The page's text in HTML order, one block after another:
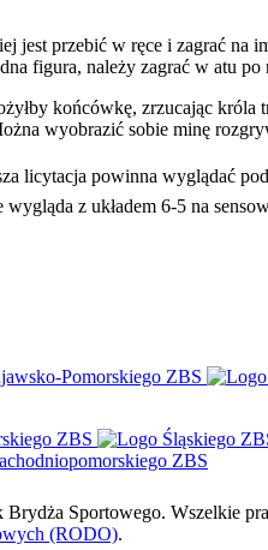
jest przebić w ręce i zagrać na
figura, należy zagrać w atu
końcówkę, zrzucając
wyobrazić sobie minę
licytacja powinna wyglądać
z układem 6-5 na
Sportowego. Wszelkie
(RODO).